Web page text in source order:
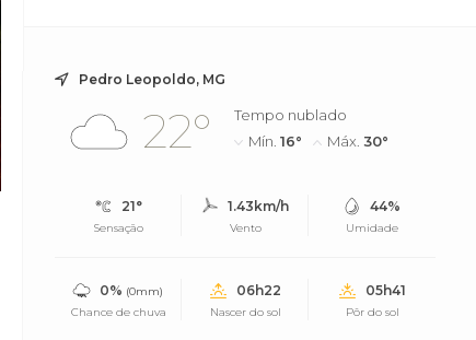
Pedro Leopoldo, MG
22°
Tempo nublado
Mín.16° Máx.30°
21°
Sensação
1.43km/h
Vento
44%
Umidade
0% (0mm)
Chance de chuva
06h22
Nascer do sol
05h41
Pôr do sol